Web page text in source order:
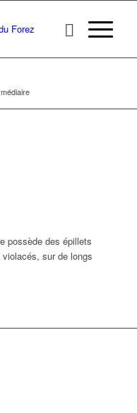
possède des épillets
sur de longs